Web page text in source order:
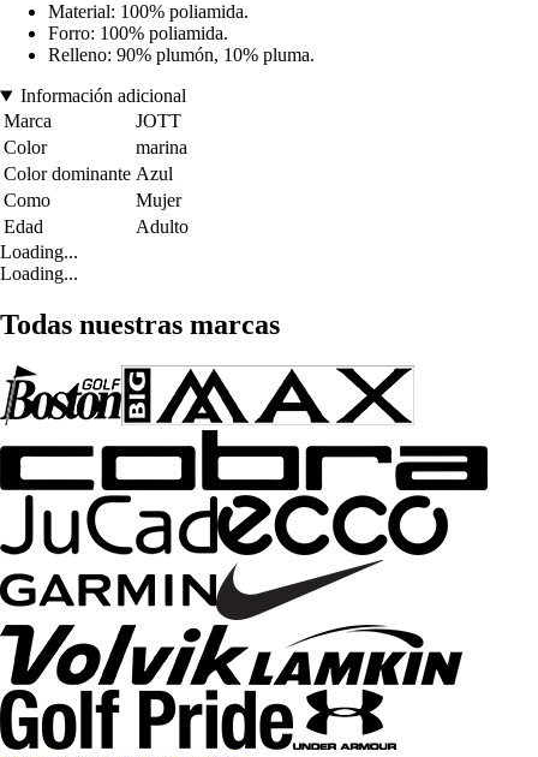
Material: 100% poliamida.
Forro: 100% poliamida.
Relleno: 90% plumón, 10% pluma.
Información adicional
Marca
JOTT
Color
marina
Color dominante Azul
Como
Mujer
Edad
Adulto
Loading...
Loading...
Todas nuestras marcas